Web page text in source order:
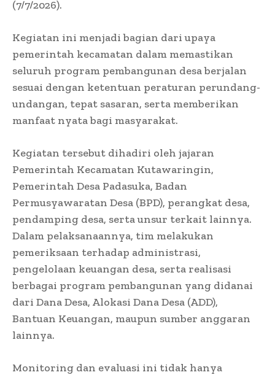
(7/7/2026).
Kegiatan ini menjadi bagian dari upaya
pemerintah kecamatan dalam memastikan
seluruh program pembangunan desa berjalan
sesuai dengan ketentuan peraturan perundang-
undangan, tepat sasaran, serta memberikan
manfaat nyata bagi masyarakat.
Kegiatan tersebut dihadiri oleh jajaran
Pemerintah Kecamatan Kutawaringin,
Pemerintah Desa Padasuka, Badan
Permusyawaratan Desa (BPD), perangkat desa,
pendamping desa, serta unsur terkait lainnya.
Dalam pelaksanaannya, tim melakukan
pemeriksaan terhadap administrasi,
pengelolaan keuangan desa, serta realisasi
berbagai program pembangunan yang didanai
dari Dana Desa, Alokasi Dana Desa (ADD),
Bantuan Keuangan, maupun sumber anggaran
lainnya.
Monitoring dan evaluasi ini tidak hanya